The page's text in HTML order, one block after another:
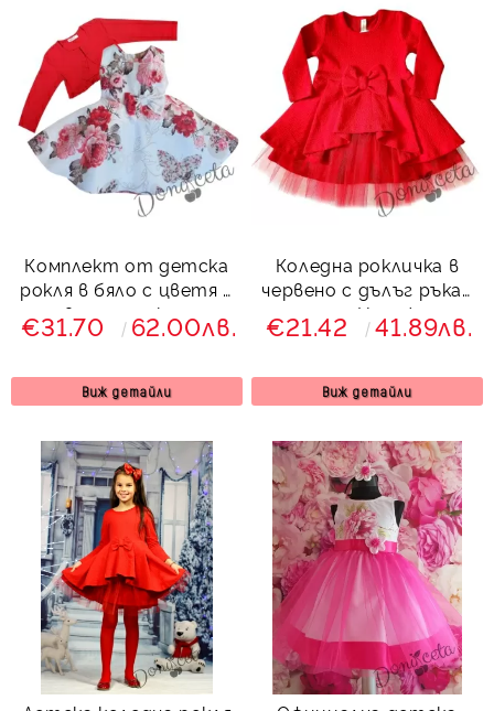
Комплект от детска
рокля в бяло с цветя в
червено тип клош с
болеро в червено
€31.70 62.00лв.
Виж детайли
Коледна рокличка в
червено с дълъг ръкав
и тюл Надежда
€21.42 41.89лв.
Виж детайли